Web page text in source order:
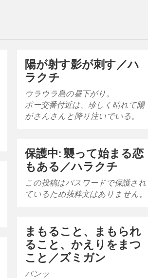
陽が射す影が刺す／ハ
ラクチ
ウラウラ島の昼下がり。
ポー交番付近は、珍しく晴れて陽
がさんさんと降り注いでいる。
保護中: 襲って始まる恋
もある／ハラクチ
この投稿はパスワードで保護され
ているため抜粋文はありません。
まもること、まもられ
ること、かえりをまつ
こと／ズミガン
バンッ